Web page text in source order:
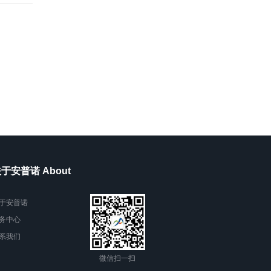
于安普诺 About
安普诺
中心
我们
微信扫一扫